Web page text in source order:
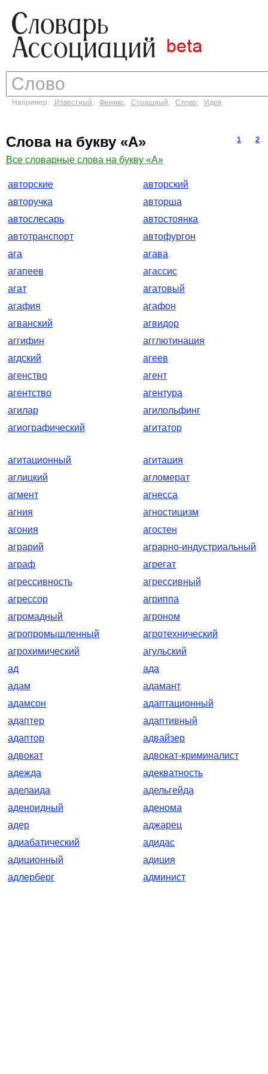
Например: Известный, Феникс, Страшный, Слово, Идея
Слова на букву «А» 1 2
Все словарные слова на букву «А»
авторские
авторский
авторучка
авторша
автослесарь
автостоянка
автотранспорт
автофургон
ага
агава
агапеев
агассис
агат
агатовый
агафия
агафон
агванский
агвидор
аггифин
агглютинация
агдский
агеев
агенство
агент
агентство
агентура
агилар
агилольфинг
агиографический
агитатор
агитационный
агитация
аглицкий
агломерат
агмент
агнесса
агния
агностицизм
агония
агостен
аграрий
аграрно-индустриальный
аграф
агрегат
агрессивность
агрессивный
агрессор
агриппа
агромадный
агроном
агропромышленный
агротехнический
агрохимический
агульский
ад
ада
адам
адамант
адамсон
адаптационный
адаптер
адаптивный
адаптор
адвайзер
адвокат
адвокат-криминалист
адежда
адекватность
аделаида
адельгейда
аденоидный
аденома
адер
аджарец
адиабатический
адидас
адиционный
адиция
адлерберг
админист